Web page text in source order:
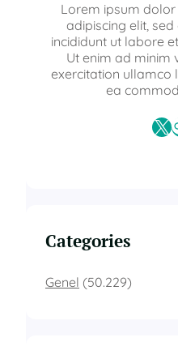
Lorem ipsum
adipiscing elit,
incididunt ut labore
Ut enim ad minim
exercitation ullamco
ea
X
Categories
Genel (50.229)